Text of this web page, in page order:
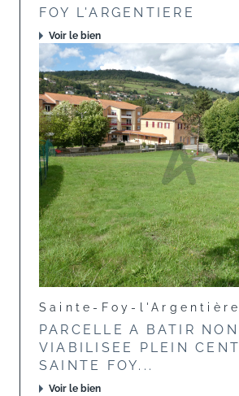
FOY L'ARGENTIERE
Voir le bien
Sainte-Foy-l'Argentière
PARCELLE A BATIR NON
VIABILISEE PLEIN
SAINTE FOY...
Voir le bien